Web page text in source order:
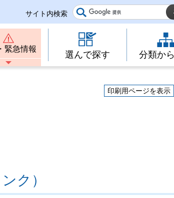
サイト内検索
緊急情報
選んで探す 分類か
印刷用ページを表示
ク）